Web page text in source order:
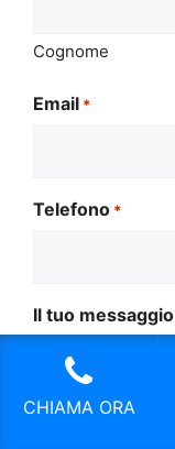
Cognome
Email *
Telefono *
Il tuo messaggio
CHIAMA ORA